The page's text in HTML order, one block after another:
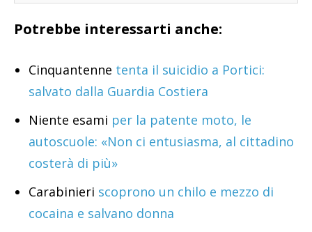
Potrebbe interessarti anche:
Cinquantenne tenta il suicidio a Portici:
salvato dalla Guardia Costiera
Niente esami per la patente moto, le
autoscuole: «Non ci entusiasma, al cittadino
costerà di più»
Carabinieri scoprono un chilo e mezzo di
cocaina e salvano donna